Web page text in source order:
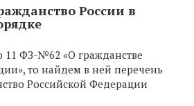
России в
11 ФЗ-№62 «О гражданстве
то найдем в ней перечень
Российской Федерации